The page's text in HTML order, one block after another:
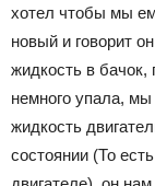
хотел чтобы мы
новый и говорит
жидкость в бачок,
немного упала,
жидкость
состоянии (То